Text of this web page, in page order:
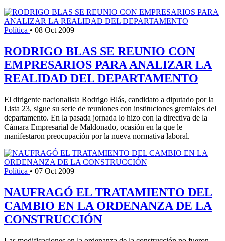
Política • 08 Oct 2009
RODRIGO BLAS SE REUNIO CON
EMPRESARIOS PARA ANALIZAR LA
REALIDAD DEL DEPARTAMENTO
El dirigente nacionalista Rodrigo Blás, candidato a diputado por la
Lista 23, sigue su serie de reuniones con instituciones gremiales del
departamento. En la pasada jornada lo hizo con la directiva de la
Cámara Empresarial de Maldonado, ocasión en la que le
manifestaron preocupación por la nueva normativa laboral.
Política • 07 Oct 2009
NAUFRAGÓ EL TRATAMIENTO DEL
CAMBIO EN LA ORDENANZA DE LA
CONSTRUCCIÓN